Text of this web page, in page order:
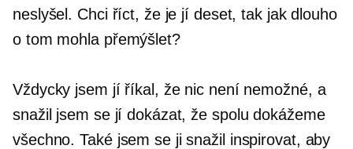
neslyšel. Chci říct, že je jí deset, tak jak dlouho
o tom mohla přemýšlet?
Vždycky jsem jí říkal, že nic není nemožné, a
snažil jsem se jí dokázat, že spolu dokážeme
všechno. Také jsem se ji snažil inspirovat, aby